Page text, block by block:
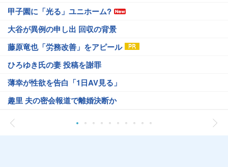
甲子園に「光る」ユニホーム?
大谷が異例の申し出 回収の背景
藤原竜也「労務改善」をアピール
ひろゆき氏の妻 投稿を謝罪
薄幸が性欲を告白「1日AV見る」
趣里 夫の密会報道で離婚決断か